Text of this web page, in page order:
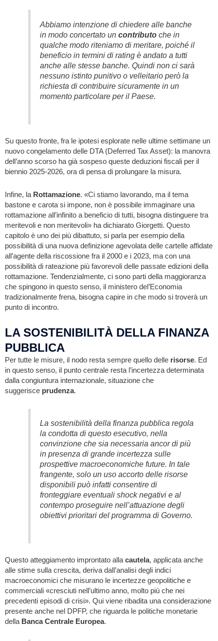
Abbiamo intenzione di chiedere alle banche
in modo concertato uncontributo che in
qualche modo riteniamo di meritare, poiché il
beneficio in termini di rating è andato a tutti
anche alle stesse banche. Quindi non ci sarà
nessuno istinto punitivo o velleitario però la
richiesta di contribuire sicuramente in un
momento particolare per il Paese.
Su questo fronte, fra le ipotesi esplorate nelle ultime settimane un
nuovo congelamento delle DTA (Deferred Tax Asset): la manovra
dell’anno scorso ha già sospeso queste deduzioni fiscali per il
biennio 2025-2026, ora di pensa di prolungare la misura.
Infine, la Rottamazione. «Ci stiamo lavorando, ma il tema
bastone e carota si impone, non è possibile immaginare una
rottamazione all’infinito a beneficio di tutti, bisogna distinguere tra
meritevoli e non meritevoli» ha dichiarato Giorgetti. Questo
capitolo è uno dei più dibattuto, si parla per esempio della
possibilità di una nuova definizione agevolata delle cartelle affidate
all’agente della riscossione fra il 2000 e i 2023, ma con una
possibilità di rateazione più favorevoli delle passate edizioni della
rottamazione. Tendenzialmente, ci sono parti della maggioranza
che spingono in questo senso, il ministero del’Economia
tradizionalmente frena, bisogna capire in che modo si troverà un
punto di incontro.
LA SOSTENIBILITÀ DELLA FINANZA
PUBBLICA
Per tutte le misure, il nodo resta sempre quello delle risorse. Ed
in questo senso, il punto centrale resta l’incertezza determinata
dalla congiuntura internazionale, situazione che
suggerisce prudenza.
La sostenibilità della finanza pubblica regola
la condotta di questo esecutivo, nella
convinzione che sia necessaria ancor di più
in presenza di grande incertezza sulle
prospettive macroeconomiche future. In tale
frangente, solo un uso accorto delle risorse
disponibili può infatti consentire di
fronteggiare eventuali shock negativi e al
contempo proseguire nell’attuazione degli
obiettivi prioritari del programma di Governo.
Questo atteggiamento improntato allacautela, applicata anche
alle stime sulla crescita, deriva dall’analisi degli indici
macroeconomici che misurano le incertezze geopolitiche e
commerciali «cresciuti nell’ultimo anno, molto più che nei
precedenti episodi di crisi». Qui viene ribadita una considerazione
presente anche nel DPFP, che riguarda le politiche monetarie
della Banca Centrale Europea.